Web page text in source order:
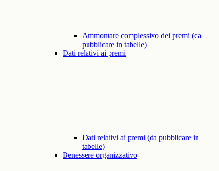
Ammontare complessivo dei premi (da
pubblicare in tabelle)
Dati relativi ai premi
Dati relativi ai premi (da pubblicare in
tabelle)
Benessere organizzativo